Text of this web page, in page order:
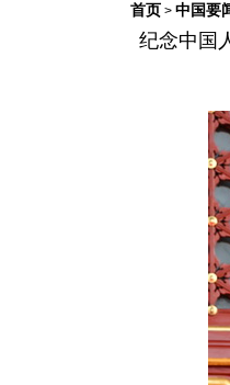
首页 > 中国要
纪念中国